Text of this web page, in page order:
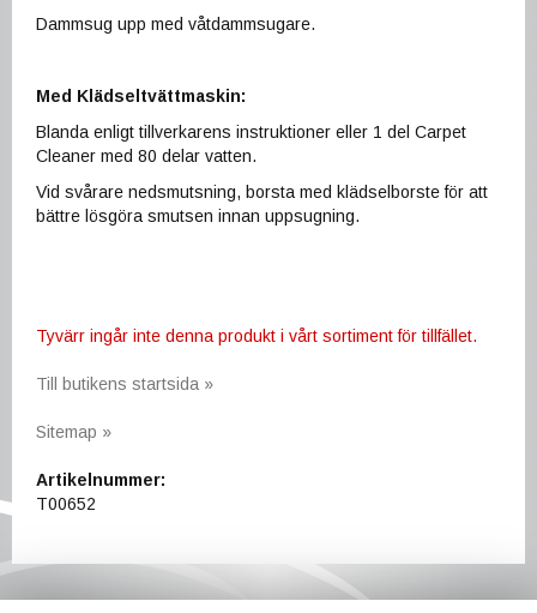
Dammsug upp med våtdammsugare.
Med Klädseltvättmaskin:
Blanda enligt tillverkarens instruktioner eller 1 del Carpet
Cleaner med 80 delar vatten.
Vid svårare nedsmutsning, borsta med klädselborste för att
bättre lösgöra smutsen innan uppsugning.
Tyvärr ingår inte denna produkt i vårt sortiment för tillfället.
Till butikens startsida »
Sitemap »
Artikelnummer:
T00652